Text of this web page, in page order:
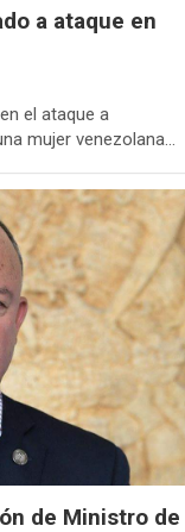
a ataque en
el ataque a
mujer venezolana…
de Ministro de